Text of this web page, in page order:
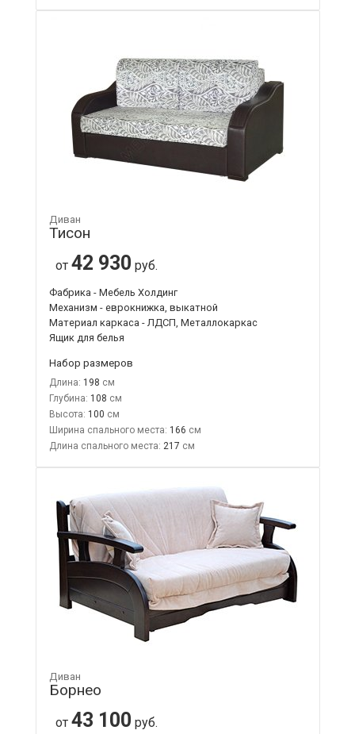
Диван
Тисон
от 42 930 руб.
Фабрика - Мебель Холдинг
Механизм - еврокнижка, выкатной
Материал каркаса - ЛДСП, Металлокаркас
Ящик для белья
Набор размеров
Длина: 198
Глубина: 108
Высота: 100
Ширина спального места: 166
Длина спального места: 217
Диван
Борнео
от 43 100 руб.